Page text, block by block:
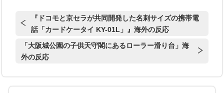
『ドコモと京セラが共同開発した名刺サイズの携帯電
話「カードケータイ KY-01L」』海外の反応
「大阪城公園の子供天守閣にあるローラー滑り台」海
外の反応